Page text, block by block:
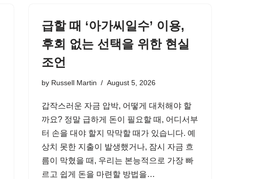
급할 때 ‘아가씨일수’ 이용,
후회 없는 선택을 위한 현실
조언
by Russell Martin August 5, 2026
갑작스러운 자금 압박, 어떻게 대처해야 할
까요? 정말 급하게 돈이 필요할 때, 어디서부
터 손을 대야 할지 막막할 때가 있습니다. 예
상치 못한 지출이 발생했거나, 잠시 자금 흐
름이 막혔을 때, 우리는 본능적으로 가장 빠
르고 쉽게 돈을 마련할 방법을…